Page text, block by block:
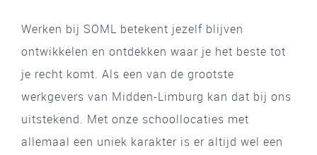
Werken bij SOML betekent jezelf blijven
ontwikkelen en ontdekken waar je het beste tot
je recht komt. Als een van de grootste
werkgevers van Midden-Limburg kan dat bij ons
uitstekend. Met onze schoollocaties met
allemaal een uniek karakter is er altijd wel een